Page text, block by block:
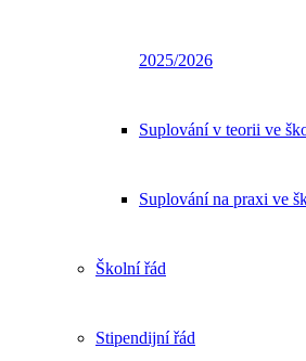
2025/2026
Suplování v teorii ve
Suplování na praxi ve
Školní řád
Stipendijní řád